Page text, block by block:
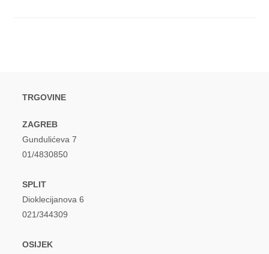
TRGOVINE
ZAGREB
Gundulićeva 7
01/4830850
SPLIT
Dioklecijanova 6
021/344309
OSIJEK